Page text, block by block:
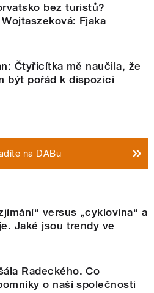
bez turistů?
Fjaka
Čtyřicítka mě naučila, že
být pořád k dispozici
na DABu
versus „cyklovína“ a
Jaké jsou trendy ve
Radeckého. Co
o naší společnosti